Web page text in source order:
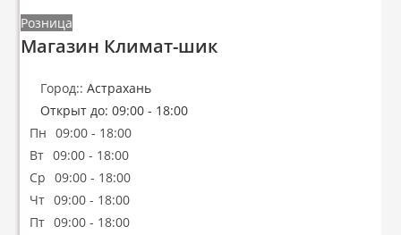
Розница
Магазин Климат-шик
Город:: Астрахань
Открыт до: 09:00 - 18:00
Пн
09:00 - 18:00
Вт 09:00 - 18:00
Ср
09:00 - 18:00
Чт 09:00 - 18:00
Пт 09:00 - 18:00